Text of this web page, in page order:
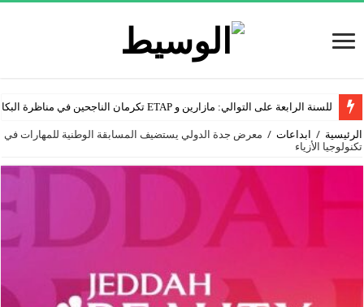
للسنة الرابعة على التوالي: مازارين و ETAP تكرمان الناجحين في مناظرة البكالوريا
الرئيسية / ابداعات / معرض جدة الدولي يستضيف المسابقة الوطنية للمهارات في
تكنولوجيا الأزياء